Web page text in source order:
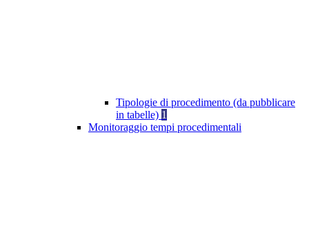
Tipologie di procedimento (da pubblicare
in tabelle) 1
Monitoraggio tempi procedimentali